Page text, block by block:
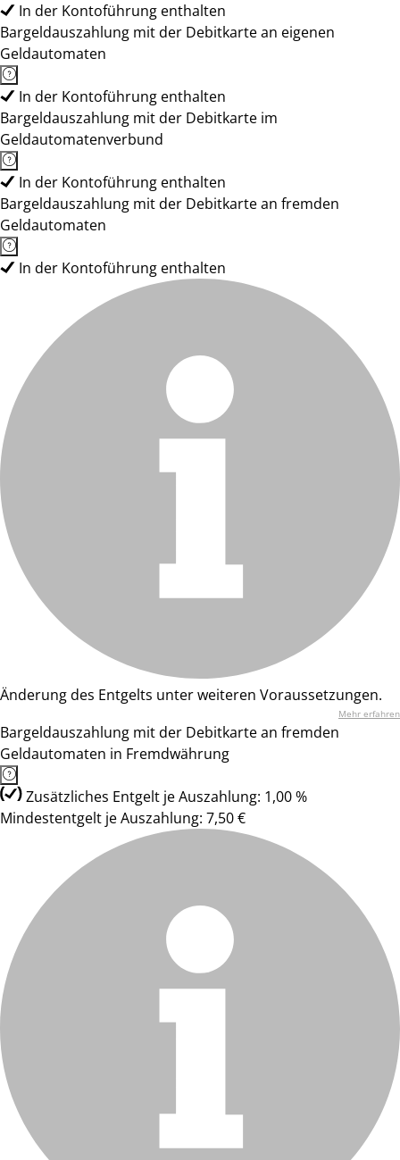
In der Kontoführung enthalten
Bargeldauszahlung mit der Debitkarte an eigenen
Geldautomaten
In der Kontoführung enthalten
Bargeldauszahlung mit der Debitkarte im
Geldautomatenverbund
In der Kontoführung enthalten
Bargeldauszahlung mit der Debitkarte an fremden
Geldautomaten
In der Kontoführung enthalten
Änderung des Entgelts unter weiteren Voraussetzungen.
Mehr erfahren
Bargeldauszahlung mit der Debitkarte an fremden
Geldautomaten in Fremdwährung
Zusätzliches Entgelt je Auszahlung: 1,00 %
Mindestentgelt je Auszahlung: 7,50 €